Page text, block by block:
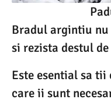
Bradul argintiu
si rezista destul
Este esential sa
care ii sunt